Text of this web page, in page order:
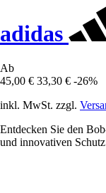
adidas
Ab
45,00 € 33,30 € -26%
inkl. MwSt. zzgl.
Entdecken Sie den
und innovativen